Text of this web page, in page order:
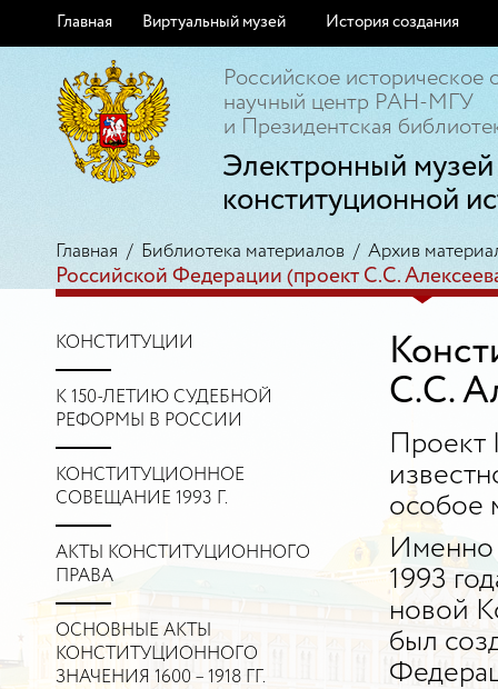
Главная Виртуальный музей История создания
Российское историческое
научный центр РАН-МГУ
и Президентская
Электронный музей
конституционной
Главная / Библиотека материалов / Архив
Российской Федерации (проект С.С.
КОНСТИТУЦИИ
К 150-ЛЕТИЮ СУДЕБНОЙ
РЕФОРМЫ В РОССИИ
КОНСТИТУЦИОННОЕ
СОВЕЩАНИЕ 1993 Г.
АКТЫ КОНСТИТУЦИОННОГО
ПРАВА
ОСНОВНЫЕ АКТЫ
КОНСТИТУЦИОННОГО
ЗНАЧЕНИЯ 1600 – 1918 ГГ.
С.С.
Проект
особое
Именно
1993
новой
был